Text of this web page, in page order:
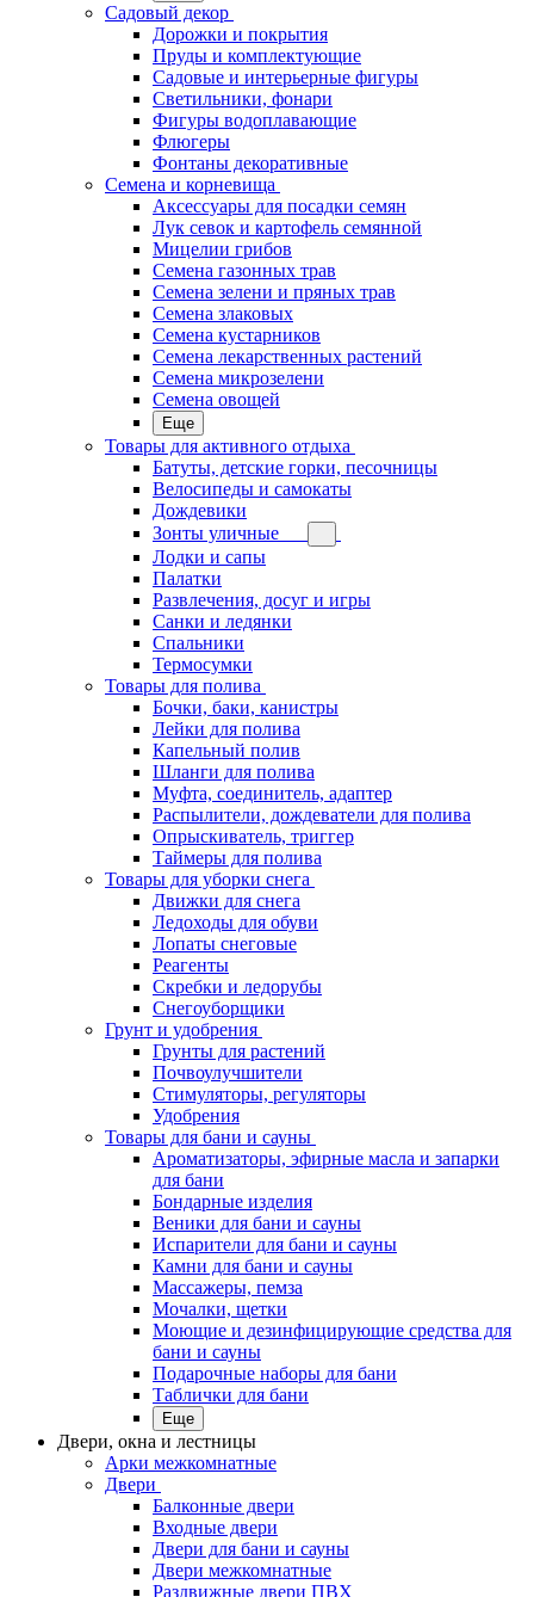
Садовый декор
Дорожки и покрытия
Пруды и комплектующие
Садовые и интерьерные фигуры
Светильники, фонари
Фигуры водоплавающие
Флюгеры
Фонтаны декоративные
Семена и корневища
Аксессуары для посадки семян
Лук севок и картофель семянной
Мицелии грибов
Семена газонных трав
Семена зелени и пряных трав
Семена злаковых
Семена кустарников
Семена лекарственных растений
Семена микрозелени
Семена овощей
Еще
Товары для активного отдыха
Батуты, детские горки, песочницы
Велосипеды и самокаты
Дождевики
Зонты уличные
Лодки и сапы
Палатки
Развлечения, досуг и игры
Санки и ледянки
Спальники
Термосумки
Товары для полива
Бочки, баки, канистры
Лейки для полива
Капельный полив
Шланги для полива
Муфта, соединитель, адаптер
Распылители, дождеватели для полива
Опрыскиватель, триггер
Таймеры для полива
Товары для уборки снега
Движки для снега
Ледоходы для обуви
Лопаты снеговые
Реагенты
Скребки и ледорубы
Снегоуборщики
Грунт и удобрения
Грунты для растений
Почвоулучшители
Стимуляторы, регуляторы
Удобрения
Товары для бани и сауны
Ароматизаторы, эфирные масла и запарки
для бани
Бондарные изделия
Веники для бани и сауны
Испарители для бани и сауны
Камни для бани и сауны
Массажеры, пемза
Мочалки, щетки
Моющие и дезинфицирующие средства для
бани и сауны
Подарочные наборы для бани
Таблички для бани
Еще
Двери, окна и лестницы
Арки межкомнатные
Двери
Балконные двери
Входные двери
Двери для бани и сауны
Двери межкомнатные
Раздвижные двери ПВХ